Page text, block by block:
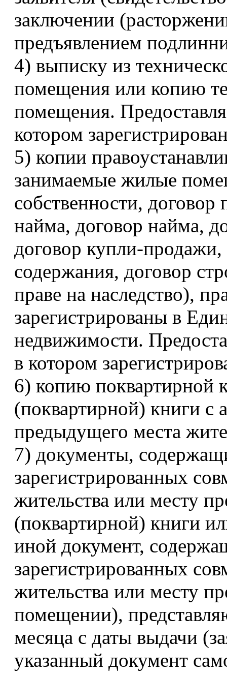
заключении
предъявлением
4) выписку из
помещения или копию
помещения.
котором
5) копии
занимаемые жилые
собственности, договор
найма, договор найма,
договор купли-
содержания, договор
праве на наследство),
зарегистрированы в
недвижимости.
в котором
6) копию поквартирной
(поквартирной) книги
предыдущего места
7) документы,
зарегистрированных
жительства или месту
(поквартирной) книги
иной документ,
зарегистрированных
жительства или месту
помещении),
месяца с даты выдачи
указанный документ